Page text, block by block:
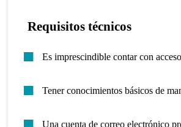
Requisitos técnicos
Es imprescindible contar con
Tener conocimientos básicos de
Una cuenta de correo electrónico